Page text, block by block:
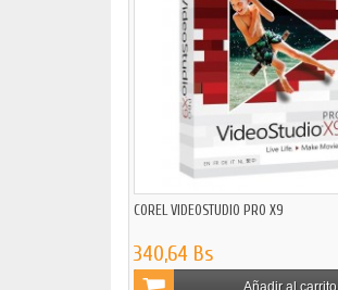
COREL VIDEOSTUDIO PRO X9
340,64 Bs
Añadir al carrito